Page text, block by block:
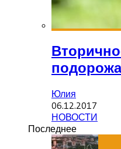
Юлия
06.12.2017
НОВОСТИ
Последнее